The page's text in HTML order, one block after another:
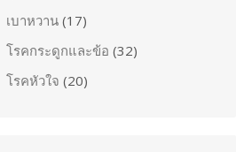
เบาหวาน (17)
โรคกระดูกและข้อ (32)
โรคหัวใจ (20)